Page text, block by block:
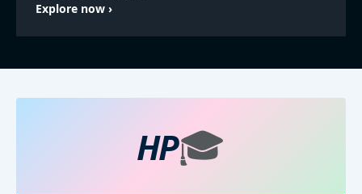
Explore now ›
HP🎓